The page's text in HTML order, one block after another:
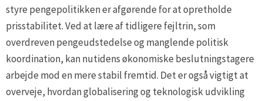
styre pengepolitikken er afgørende for at opretholde
prisstabilitet. Ved at lære af tidligere fejltrin, som
overdreven pengeudstedelse og manglende politisk
koordination, kan nutidens økonomiske beslutningstagere
arbejde mod en mere stabil fremtid. Det er også vigtigt at
overveje, hvordan globalisering og teknologisk udvikling